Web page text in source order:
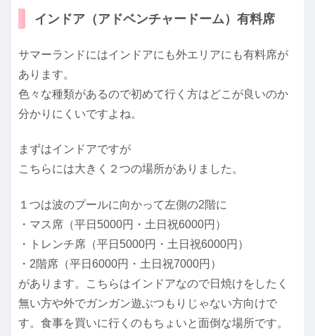
インドア（アドベンチャードーム）有料席
サマーランドにはインドアにも外エリアにも有料席が
あります。
色々な種類があるので初めて行く方はどこが良いのか
分かりにくいですよね。
まずはインドアですが
こちらには大きく２つの場所がありました。
１つは波のプールに向かって左側の2階に
・マス席（平日5000円・土日祝6000円）
・トレンチ席（平日5000円・土日祝6000円）
・2階席（平日6000円・土日祝7000円）
があります。こちらはインドアなので日焼けをしたく
無い方や外でガンガン遊ぶつもりじゃない方向けで
す。食事を買いに行くのもちょいと面倒な場所です。